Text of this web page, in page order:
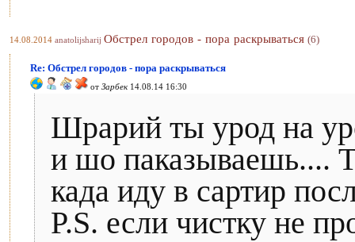
14.08.2014 anatolijsharij Обстрел городов - пора раскрываться (6)
Re: Обстрел городов - пора раскрываться
от Зарбек 14.08.14 16:30
Шрарий ты урод на
и шо паказываешь....
када иду в сартир
P.S. если чистку не